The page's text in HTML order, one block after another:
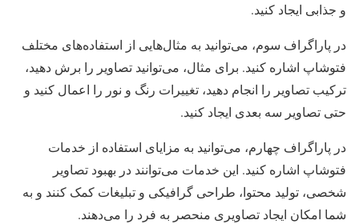
و جذابی ایجاد کنید.
در پاراگراف سوم، می‌توانید به مثال‌هایی از استفاده‌های مختلف
فتوشاپ اشاره کنید. برای مثال، می‌توانید تصاویر را برش دهید،
ترکیب تصاویر را انجام دهید، تغییرات رنگ و نور را اعمال کنید و
حتی تصاویر سه بعدی ایجاد کنید.
در پاراگراف چهارم، می‌توانید به مزایای استفاده از خدمات
فتوشاپ اشاره کنید. این خدمات می‌توانند در بهبود تصاویر
شخصی، تولید محتوا، طراحی گرافیکی و تبلیغات کمک کنند و به
شما امکان ایجاد تصاویری منحصر به فرد را می‌دهند.